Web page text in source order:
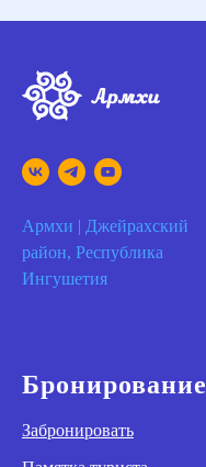
Армхи | Джейрахский
район, Республика
Ингушетия
Бронирование
Забронировать